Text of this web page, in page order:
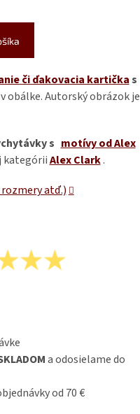
či ďakovacia kartičkas
obálke. Autorský obrázok je
s motívy od Alex
kategóriiAlex Clark .
atď.)
a odosielame do
od 70 €